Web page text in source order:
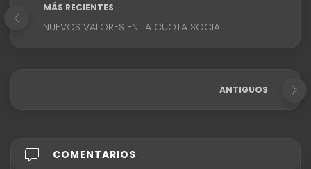
MÁS RECIENTES
NUEVOS VALORES EN LA CUOTA SOCIAL
ANTIGUOS
COMENTARIOS